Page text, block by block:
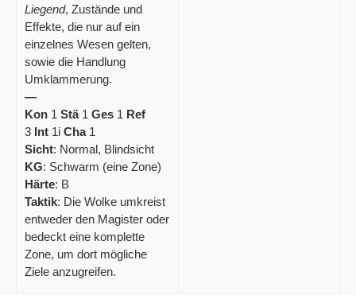
Liegend, Zustände und
Effekte, die nur auf ein
einzelnes Wesen gelten,
sowie die Handlung
Umklammerung.
—
Kon 1 Stä1 Ges 1 Ref
3 Int 1i Cha1
Sicht: Normal, Blindsicht
KG: Schwarm (eine Zone)
Härte: B
Taktik: Die Wolke umkreist
entweder den Magister oder
bedeckt eine komplette
Zone, um dort mögliche
Ziele anzugreifen.